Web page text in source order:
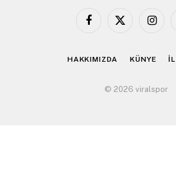
Facebook
X
HAKKIMIZDA KÜNYE
© 2026 viralspor